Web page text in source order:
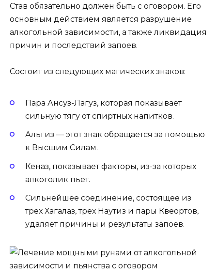
Став обязательно должен быть с оговором. Его
основным действием является разрушение
алкогольной зависимости, а также ликвидация
причин и последствий запоев.
Состоит из следующих магических знаков:
Пара Ансуз-Лагуз, которая показывает
сильную тягу от спиртных напитков.
Альгиз — этот знак обращается за помощью
к Высшим Силам.
Кеназ, показывает факторы, из-за которых
алкоголик пьет.
Сильнейшее соединение, состоящее из
трех Хагалаз, трех Наутиз и пары Квеортов,
удаляет причины и результаты запоев.